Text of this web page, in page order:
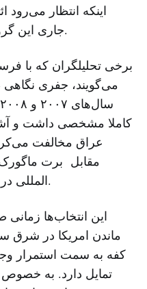
اینکه انتظار می‌رود
جاری این گروه را شکست دهد، خواهد بود.
برخی تحلیلگران که با
می‌گویند، جفری نگاهی
کاملا مشخصی داشت و
عراق مخالفت
مقابل برت ماگورک،
المللی در مبارزه با داعش قرار می‌دهد.
این انتخاب‌ها
ماندن امریکا در شرق
کفه به سمت استمرار
تمایل دارد. به خصوص